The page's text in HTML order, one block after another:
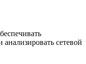
сетевой